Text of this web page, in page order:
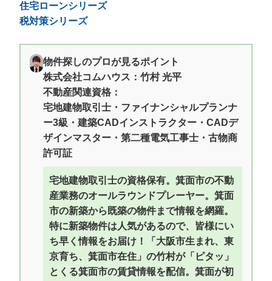
住宅ローンシリーズ
税対策シリーズ
物件探しのプロが見るポイント
株式会社コムハウス：竹村 光平
不動産関連資格：
宅地建物取引士・ファイナンシャルプランナ
ー3級・建築CADインストラクター・CADデ
ザインマスター・第二種電気工事士・古物商
許可証
宅地建物取引士の資格保有。箕面市の不動
産業務のオールラウンドプレーヤー。箕面
市の新築から既築の物件まで情報を網羅。
特に新築物件は人気があるので、皆様にい
ち早く情報をお届け！「大阪市生まれ、東
京育ち、箕面市在住」の竹村が「ピタッ」
とくる箕面市の賃貸情報を配信。箕面が初